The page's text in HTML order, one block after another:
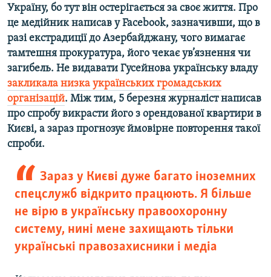
Україну, бо тут він остерігається за своє життя. Про
це медійник написав у Facebook, зазначивши, що в
разі екстрадиції до Азербайджану, чого вимагає
тамтешня прокуратура, його чекає ув’язнення чи
загибель. Не видавати Гусейнова українську владу
закликала низка українських громадських
організацій. Між тим, 5 березня журналіст написав
про спробу викрасти його з орендованої квартири в
Києві, а зараз прогнозує ймовірне повторення такої
спроби.
Зараз у Києві дуже багато іноземних
спецслужб відкрито працюють. Я більше
не вірю в українську правоохоронну
систему, нині мене захищають тільки
українські правозахисники і медіа